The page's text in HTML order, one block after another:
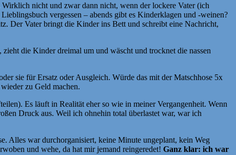
nicht und zwar dann nicht, wenn der lockere Vater (ich
vergessen – abends gibt es Kinderklagen und -weinen?
Der Vater bringt die Kinder ins Bett und schreibt eine Nachricht,
die Kinder dreimal um und wäscht und trocknet die nassen
sie für Ersatz oder Ausgleich. Würde das mit der Matschhose 5x
zu Geld machen.
Es läuft in Realität eher so wie in meiner Vergangenheit. Wenn
Druck aus. Weil ich ohnehin total überlastet war, war ich
Alles war durchorganisiert, keine Minute ungeplant, kein Weg
und wehe, da hat mir jemand reingeredet! Ganz klar: ich war